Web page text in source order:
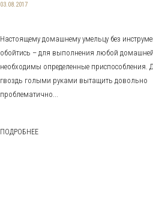
03.08.2017
Настоящему домашнему умельцу без
обойтись – для выполнения любой
необходимы определенные приспособления.
гвоздь голыми руками вытащить довольно
проблематично...
ПОДРОБНЕЕ